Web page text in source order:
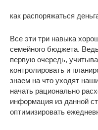
как распоряжаться
Все эти три навыка
семейного бюджета.
первую очередь,
контролировать и
знаем на что уходят
начать рационально
информация из данной
оптимизировать